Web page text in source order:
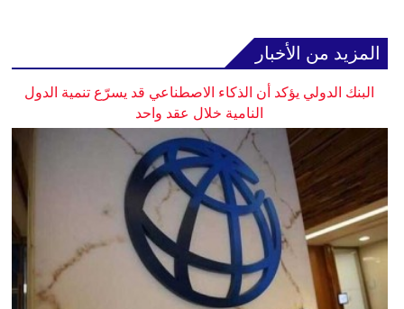
المزيد من الأخبار
البنك الدولي يؤكد أن الذكاء الاصطناعي قد يسرّع تنمية الدول
النامية خلال عقد واحد